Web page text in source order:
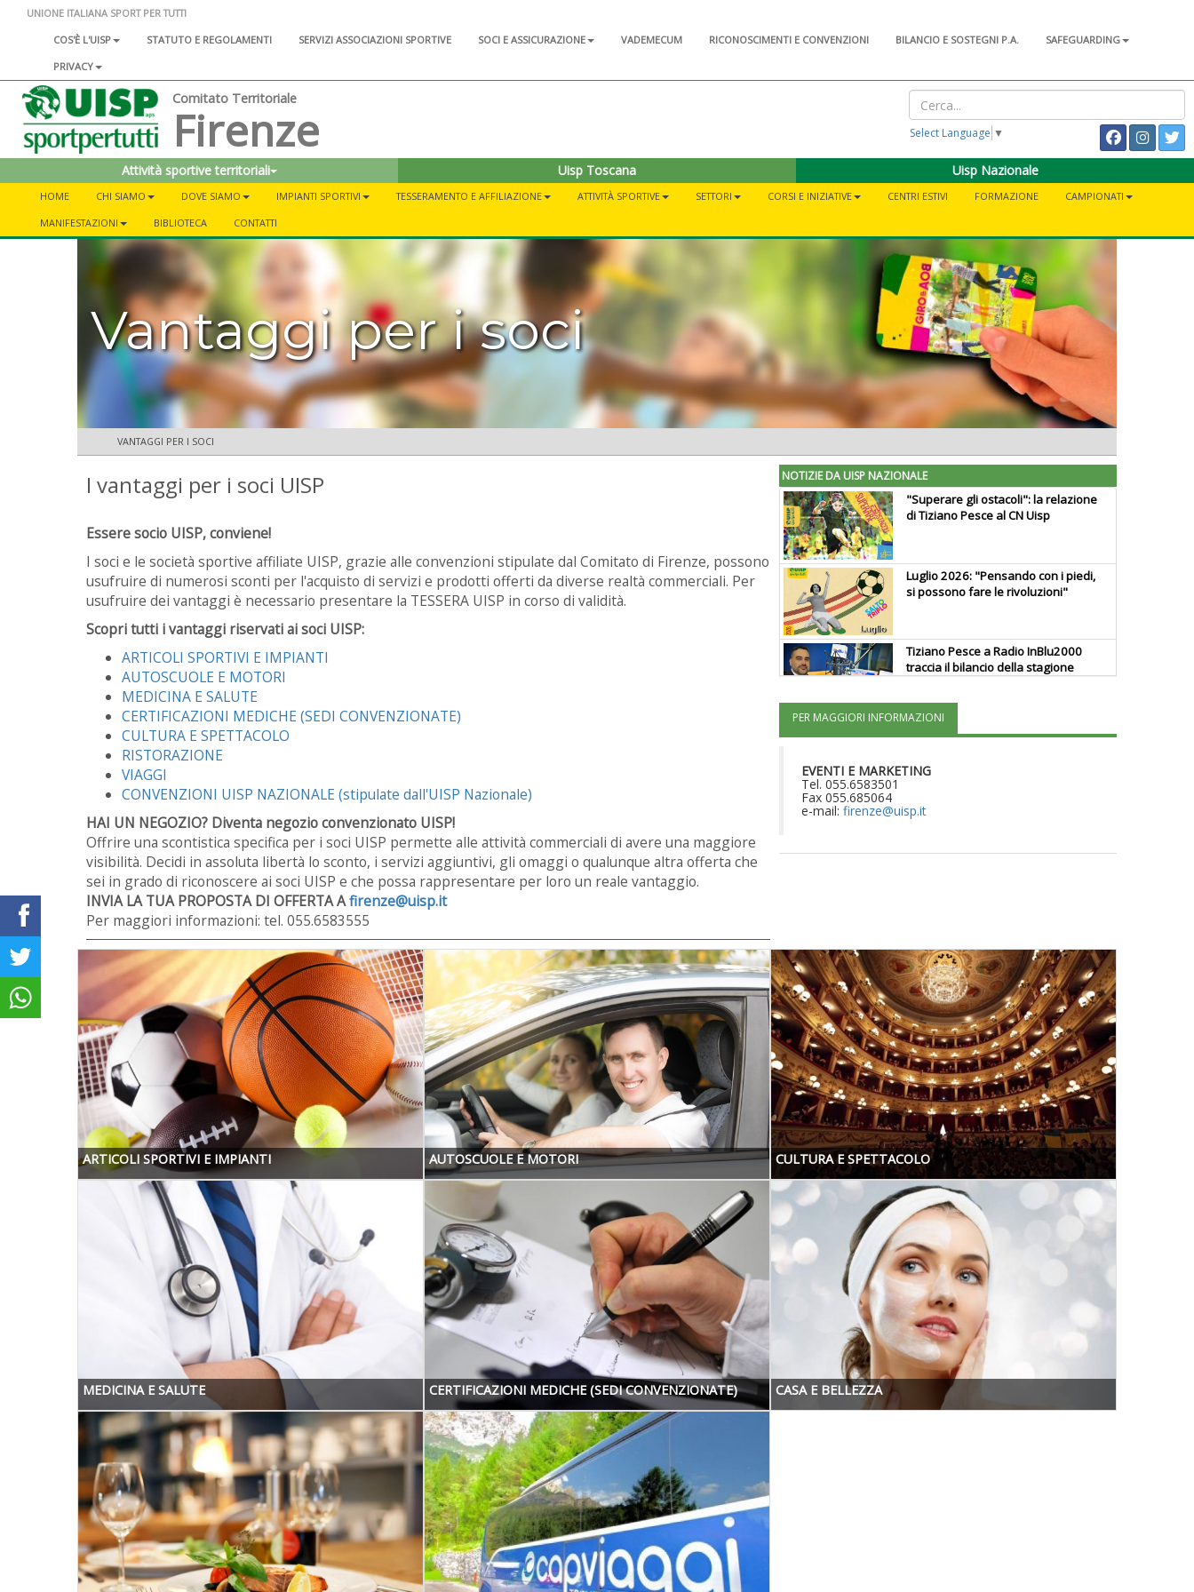
UNIONE ITALIANA SPORT PER TUTTI
COS'È L'UISP
STATUTO E REGOLAMENTI SERVIZI ASSOCIAZIONI SPORTIVE SOCI E ASSICURAZIONE VADEMECUM RICONOSCIMENTI E CONVENZIONI BILANCIO E SOSTEGNI P.A.
SAFEGUARDING
PRIVACY
Comitato Territoriale
Firenze Select Language ▼
Attività sportive territoriali Uisp Toscana Uisp Nazionale
HOME CHI SIAMO DOVE SIAMO IMPIANTI SPORTIVI TESSERAMENTO E AFFILIAZIONE ATTIVITÀ SPORTIVE SETTORI CORSI E INIZIATIVE CENTRI ESTIVI FORMAZIONE
CAMPIONATI
MANIFESTAZIONI
BIBLIOTECA CONTATTI
Vantaggi per i soci
VANTAGGI PER I SOCI
I vantaggi per i soci UISP
Essere socio UISP, conviene!
I soci e le società sportive affiliate UISP, grazie alle convenzioni stipulate dal Comitato di Firenze, possono
usufruire di numerosi sconti per l'acquisto di servizi e prodotti offerti da diverse realtà commerciali. Per
usufruire dei vantaggi è necessario presentare la TESSERA UISP in corso di validità.
Scopri tutti i vantaggi riservati ai soci UISP:
ARTICOLI SPORTIVI E IMPIANTI
AUTOSCUOLE E MOTORI
MEDICINA E SALUTE
CERTIFICAZIONI MEDICHE (SEDI CONVENZIONATE)
CULTURA E SPETTACOLO
RISTORAZIONE
VIAGGI
CONVENZIONI UISP NAZIONALE (stipulate dall'UISP Nazionale)
HAI UN NEGOZIO? Diventa negozio convenzionato UISP!
Offrire una scontistica specifica per i soci UISP permette alle attività commerciali di avere una maggiore
visibilità. Decidi in assoluta libertà lo sconto, i servizi aggiuntivi, gli omaggi o qualunque altra offerta che
sei in grado di riconoscere ai soci UISP e che possa rappresentare per loro un reale vantaggio.
INVIA LA TUA PROPOSTA DI OFFERTA Afirenze@uisp.it
Per maggiori informazioni: tel. 055.6583555
NOTIZIE DA UISP NAZIONALE
"Superare gli ostacoli": la relazione
di Tiziano Pesce al CN Uisp
Luglio 2026: "Pensando con i piedi,
si possono fare le rivoluzioni"
Tiziano Pesce a Radio InBlu2000
traccia il bilancio della stagione
La formazione Uisp rallenta ma
prosegue anche in estate
PER MAGGIORI INFORMAZIONI
EVENTI E MARKETING
Tel. 055.6583501
Fax 055.685064
e-mail: firenze@uisp.it
ARTICOLI SPORTIVI E IMPIANTI AUTOSCUOLE E MOTORI CULTURA E SPETTACOLO
MEDICINA E SALUTE CERTIFICAZIONI MEDICHE (SEDI CONVENZIONATE) CASA E BELLEZZA